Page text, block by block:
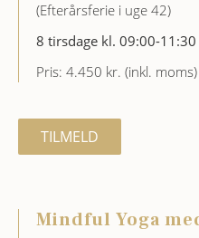
(Efterårsferie i uge 42)
8 tirsdage kl. 09:00-11:30
Pris: 4.450 kr. (inkl. moms)
TILMELD
Mindful Yoga